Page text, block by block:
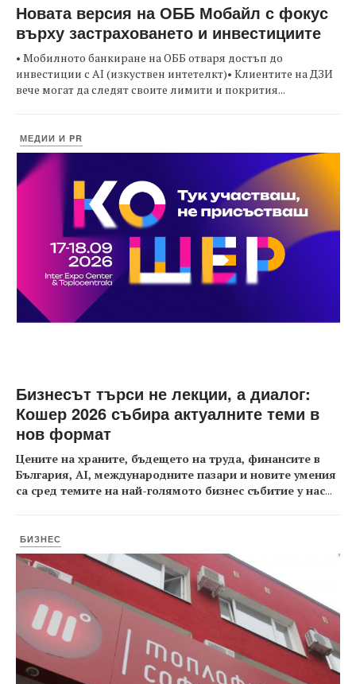
Новата версия на ОББ Мобайл с фокус
върху застраховането и инвестициите
• Мобилното банкиране на ОББ отваря достъп до
инвестиции с AI (изкуствен интетелкт)• Клиентите на ДЗИ
вече могат да следят своите лимити и покрития...
МЕДИИ И PR
Бизнесът търси не лекции, а диалог:
Кошер 2026 събира актуалните теми в
нов формат
Цените на храните, бъдещето на труда, финансите в
България, AI, международните пазари и новите умения
са сред темите на най-голямото бизнес събитие у нас...
БИЗНЕС